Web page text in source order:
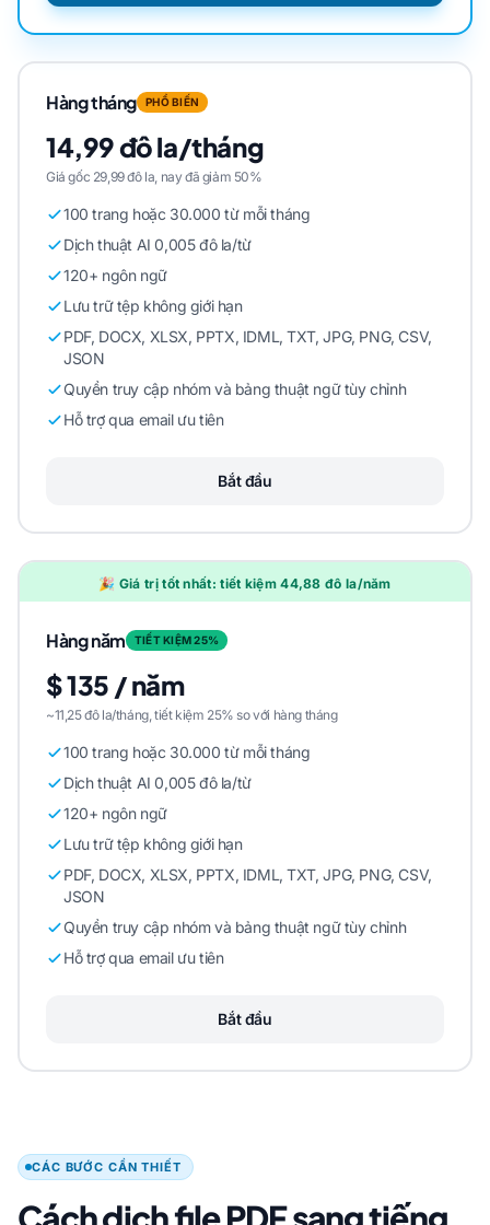
Hàng tháng PHỔ BIẾN
14,99 đô la/tháng
Giá gốc 29,99 đô la, nay đã giảm 50%
100 trang hoặc 30.000 từ mỗi tháng
Dịch thuật AI 0,005 đô la/từ
120+ ngôn ngữ
Lưu trữ tệp không giới hạn
PDF, DOCX, XLSX, PPTX, IDML, TXT, JPG, PNG, CSV,
JSON
Quyền truy cập nhóm và bảng thuật ngữ tùy chỉnh
Hỗ trợ qua email ưu tiên
Bắt đầu
🎉 Giá trị tốt nhất: tiết kiệm 44,88 đô la/năm
Hàng năm TIẾT KIỆM 25%
$ 135 / năm
~11,25 đô la/tháng, tiết kiệm 25% so với hàng tháng
100 trang hoặc 30.000 từ mỗi tháng
Dịch thuật AI 0,005 đô la/từ
120+ ngôn ngữ
Lưu trữ tệp không giới hạn
PDF, DOCX, XLSX, PPTX, IDML, TXT, JPG, PNG, CSV,
JSON
Quyền truy cập nhóm và bảng thuật ngữ tùy chỉnh
Hỗ trợ qua email ưu tiên
Bắt đầu
CÁC BƯỚC CẦN THIẾT